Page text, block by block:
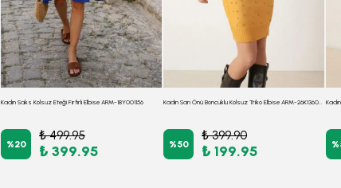
Kadın Saks Kolsuz Eteği Fırfırlı Elbise ARM-18Y001156
%20
₺ 499.95
₺ 399.95
Kadın Sarı Önü Boncuklu Kolsuz Triko Elbise ARM-26K136034
%50
₺ 399.90
₺ 199.95 %